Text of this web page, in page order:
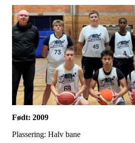
Født: 2009
Plassering: Halv bane